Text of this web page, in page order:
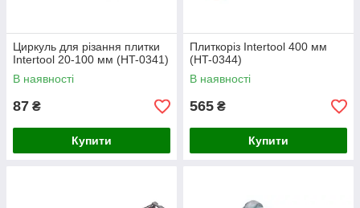
Циркуль для різання плитки
Intertool 20-100 мм (HT-0341)
В наявності
87 ₴
Купити
Плиткоріз Intertool 400 мм
(HT-0344)
В наявності
565 ₴
Купити